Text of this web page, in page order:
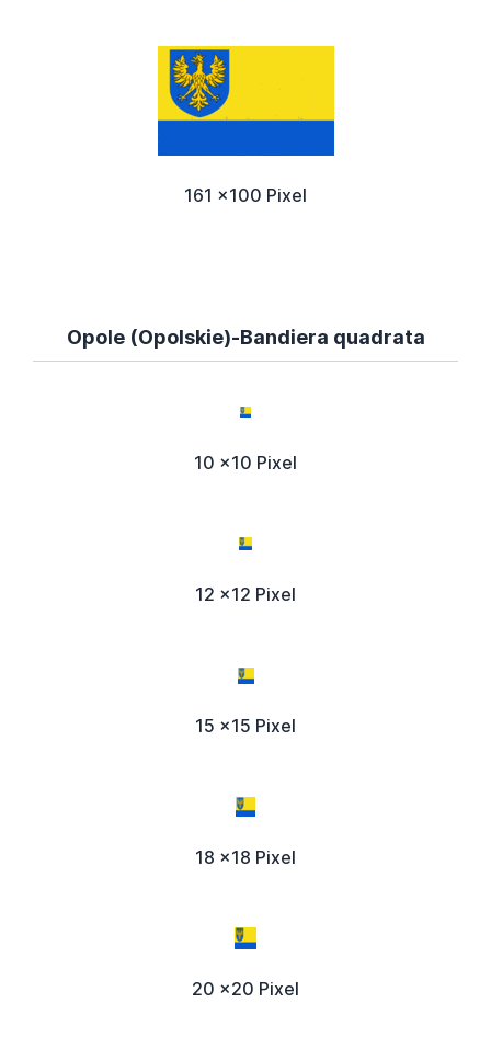
161 x100 Pixel
Opole (Opolskie)-Bandiera quadrata
10 x10 Pixel
12 x12 Pixel
15 x15 Pixel
18 x18 Pixel
20 x20 Pixel